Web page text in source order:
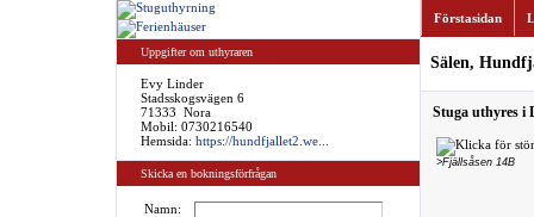
Uppgifter om uthyraren
Evy Linder
Stadsskogsvägen 6
71333 Nora
Mobil: 0730216540
Hemsida: https://hundfjallet2.we...
Skicka en bokningsförfrågan
Namn:
Förstasidan
Sälen,
Stuga uthyres i
>Fjällsåsen 14B